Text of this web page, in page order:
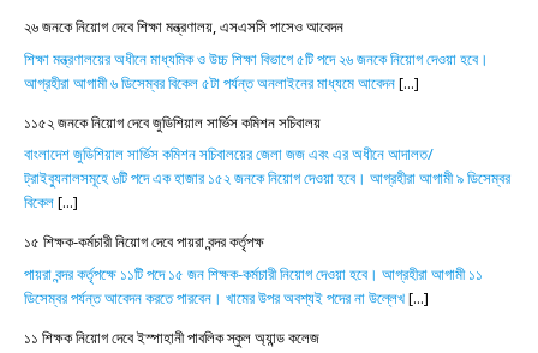
২৬ জনকে নিয়োগ দেবে শিক্ষা মন্ত্রণালয়, এসএসসি পাসেও আবেদন
শিক্ষা মন্ত্রণালয়ের অধীনে মাধ্যমিক ও উচ্চ শিক্ষা বিভাগে ৫টি পদে ২৬ জনকে নিয়োগ দেওয়া হবে।
আগ্রহীরা আগামী ৬ ডিসেম্বর বিকেল ৫টা পর্যন্ত অনলাইনের মাধ্যমে আবেদন[...]
১১৫২ জনকে নিয়োগ দেবে জুডিশিয়াল সার্ভিস কমিশন সচিবালয়
বাংলাদেশ জুডিশিয়াল সার্ভিস কমিশন সচিবালয়ের জেলা জজ এবং এর অধীনে আদালত/
ট্রাইব্যুনালসমূহে ৬টি পদে এক হাজার ১৫২ জনকে নিয়োগ দেওয়া হবে। আগ্রহীরা আগামী ৯ ডিসেম্বর
বিকেল[...]
১৫ শিক্ষক-কর্মচারী নিয়োগ দেবে পায়রা বন্দর কর্তৃপক্ষ
পায়রা বন্দর কর্তৃপক্ষে ১১টি পদে ১৫ জন শিক্ষক-কর্মচারী নিয়োগ দেওয়া হবে। আগ্রহীরা আগামী ১১
ডিসেম্বর পর্যন্ত আবেদন করতে পারবেন। খামের উপর অবশ্যই পদের না উল্লেখ[...]
১১ শিক্ষক নিয়োগ দেবে ইস্পাহানী পাবলিক স্কুল অ্যান্ড কলেজ